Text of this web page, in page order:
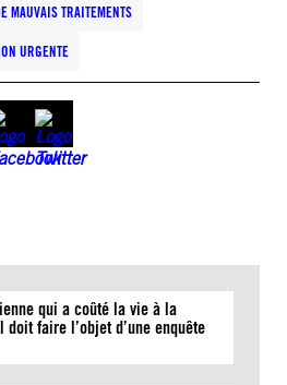
MAUVAIS TRAITEMENTS
URGENTE
qui a coûté la vie à la
faire l’objet d’une enquête